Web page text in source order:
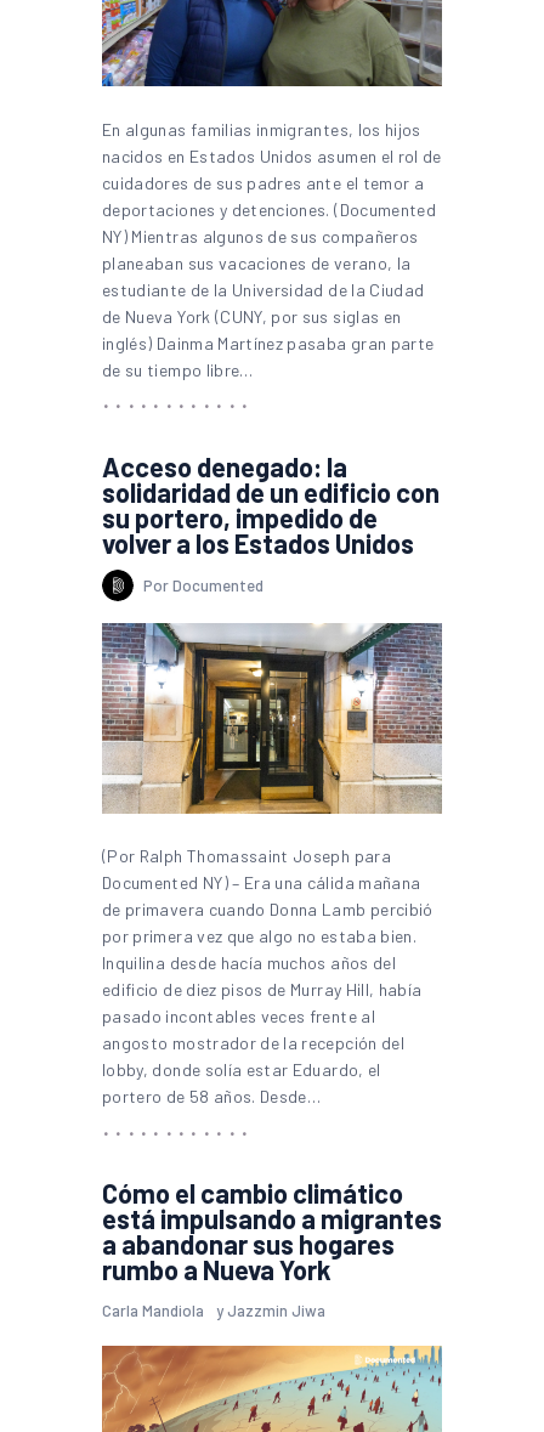
En algunas familias inmigrantes, los hijos
nacidos en Estados Unidos asumen el rol de
cuidadores de sus padres ante el temor a
deportaciones y detenciones. (Documented
NY) Mientras algunos de sus compañeros
planeaban sus vacaciones de verano, la
estudiante de la Universidad de la Ciudad
de Nueva York (CUNY, por sus siglas en
inglés) Dainma Martínez pasaba gran parte
de su tiempo libre…
Acceso denegado: la
solidaridad de un edificio con
su portero, impedido de
volver a los Estados Unidos
Por Documented
(Por Ralph Thomassaint Joseph para
Documented NY) – Era una cálida mañana
de primavera cuando Donna Lamb percibió
por primera vez que algo no estaba bien.
Inquilina desde hacía muchos años del
edificio de diez pisos de Murray Hill, había
pasado incontables veces frente al
angosto mostrador de la recepción del
lobby, donde solía estar Eduardo, el
portero de 58 años. Desde…
Cómo el cambio climático
está impulsando a migrantes
a abandonar sus hogares
rumbo a Nueva York
Carla Mandiola yJazzmin Jiwa